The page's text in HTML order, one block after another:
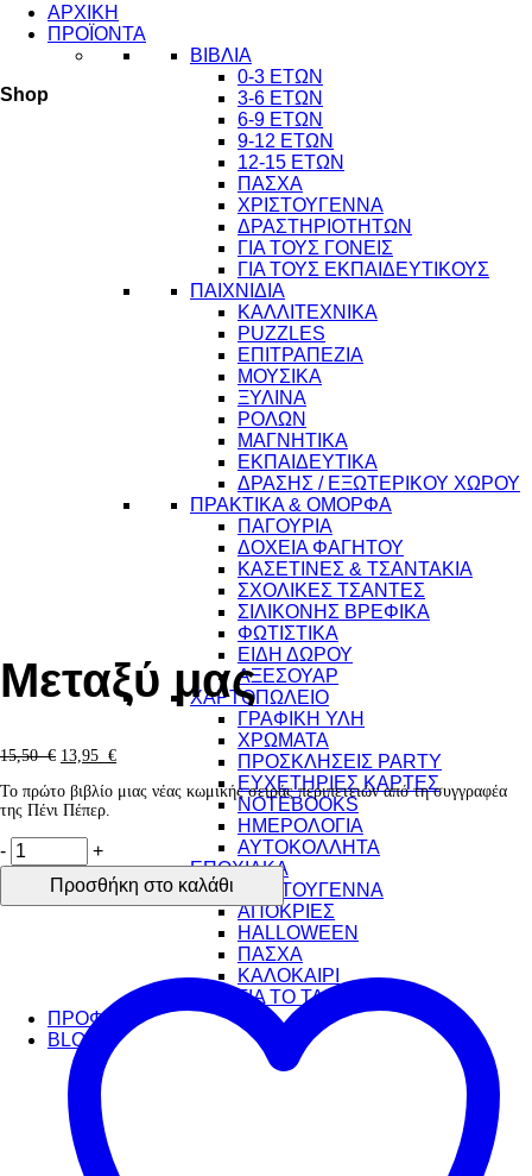
ΑΡΧΙΚΗ
ΠΡΟΪΟΝΤΑ
ΒΙΒΛΙΑ
0-3 ΕΤΩΝ
3-6 ΕΤΩΝ
6-9 ΕΤΩΝ
9-12 ΕΤΩΝ
12-15 ΕΤΩΝ
ΠΑΣΧΑ
ΧΡΙΣΤΟΥΓΕΝΝΑ
ΔΡΑΣΤΗΡΙΟΤΗΤΩΝ
ΓΙΑ ΤΟΥΣ ΓΟΝΕΙΣ
ΓΙΑ ΤΟΥΣ ΕΚΠΑΙΔΕΥΤΙΚΟΥΣ
ΠΑΙΧΝΙΔΙΑ
ΚΑΛΛΙΤΕΧΝΙΚΑ
PUZZLES
ΕΠΙΤΡΑΠΕΖΙΑ
ΜΟΥΣΙΚΑ
ΞΥΛΙΝΑ
ΡΟΛΩΝ
ΜΑΓΝΗΤΙΚΑ
ΕΚΠΑΙΔΕΥΤΙΚΑ
ΔΡΑΣΗΣ / ΕΞΩΤΕΡΙΚΟΥ ΧΩΡΟΥ
ΠΡΑΚΤΙΚΑ & ΟΜΟΡΦΑ
ΠΑΓΟΥΡΙΑ
ΔΟΧΕΙΑ ΦΑΓΗΤΟΥ
ΚΑΣΕΤΙΝΕΣ & ΤΣΑΝΤΑΚΙΑ
ΣΧΟΛΙΚΕΣ ΤΣΑΝΤΕΣ
ΣΙΛΙΚΟΝΗΣ ΒΡΕΦΙΚΑ
ΦΩΤΙΣΤΙΚΑ
ΕΙΔΗ ΔΩΡΟΥ
ΑΞΕΣΟΥΑΡ
ΧΑΡΤΟΠΩΛΕΙΟ
ΓΡΑΦΙΚΗ ΥΛΗ
ΧΡΩΜΑΤΑ
ΠΡΟΣΚΛΗΣΕΙΣ PARTY
ΕΥΧΕΤΗΡΙΕΣ ΚΑΡΤΕΣ
NOTEBOOKS
ΗΜΕΡΟΛΟΓΙΑ
ΑΥΤΟΚΟΛΛΗΤΑ
ΕΠΟΧΙΑΚΑ
ΧΡΙΣΤΟΥΓΕΝΝΑ
ΑΠΟΚΡΙΕΣ
HALLOWEEN
ΠΑΣΧΑ
ΚΑΛΟΚΑΙΡΙ
ΓΙΑ ΤΟ ΤΑΞΙΔΙ
ΠΡΟΦΙΛ
BLOG
Shop
Μεταξύ μας
15,50 € Original
was:
15,50 €.
13,95 €Η
τιμή
Το πρώτο βιβλίο μιας νέας κωμικής σειράς περιπετειών από τη συγγραφέα
της Πένι Πέπερ.
Μεταξύ
μας
ποσότητα
-
+
Προσθήκη στο καλάθι